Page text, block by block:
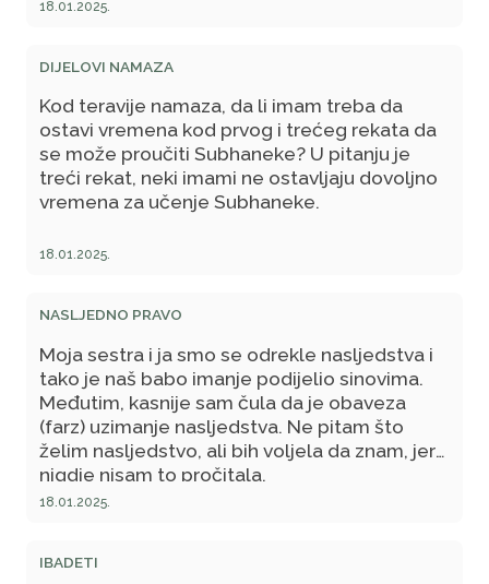
18.01.2025.
DIJELOVI NAMAZA
Kod teravije namaza, da li imam treba da
ostavi vremena kod prvog i trećeg rekata da
se može proučiti Subhaneke? U pitanju je
treći rekat, neki imami ne ostavljaju dovoljno
vremena za učenje Subhaneke.
18.01.2025.
NASLJEDNO PRAVO
Moja sestra i ja smo se odrekle nasljedstva i
tako je naš babo imanje podijelio sinovima.
Međutim, kasnije sam čula da je obaveza
(farz) uzimanje nasljedstva. Ne pitam što
želim nasljedstvo, ali bih voljela da znam, jer
nigdje nisam to pročitala.
18.01.2025.
IBADETI